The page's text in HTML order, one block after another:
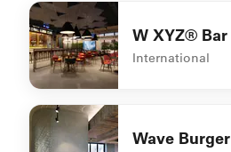
undefined The Backstage
W XYZ® Bar
International
undefined W XYZ® Bar
Wave Burger